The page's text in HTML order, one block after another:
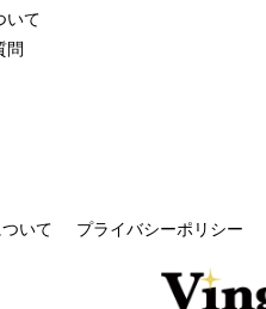
いて
問
いて プライバシーポリシー